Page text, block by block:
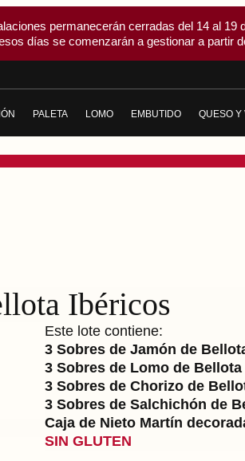
permanecerán cerradas del 14 al 19
días se comenzarán a gestionar a partir
PALETA
LOMO
EMBUTIDO
IBERIQUITOS
TODOS
QUESO Y
Ibéricos
Este lote contiene:
3 Sobres de Jamón de
3 Sobres de Lomo de
3 Sobres de Chorizo de
3 Sobres de Salchichón de
Caja de Nieto Martín
SIN GLUTEN